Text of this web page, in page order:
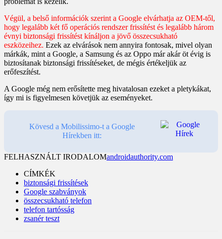
Végül, a belső információk szerint a Google elvárhatja az OEM-től,
hogy legalább két fő operációs rendszer frissítést és legalább három
évnyi biztonsági frissítést kínáljon a jövő összecsukható
eszközeihez. Ezek az elvárások nem annyira fontosak, mivel olyan
márkák, mint a Google, a Samsung és az Oppo már akár öt évig is
biztosítanak biztonsági frissítéseket, de mégis értékeljük az
erőfeszítést.
A Google még nem erősítette meg hivatalosan ezeket a pletykákat,
így mi is figyelmesen követjük az eseményeket.
Kövesd a Mobilissimo-t a Google
Hírekben itt:
FELHASZNÁLT IRODALOMandroidauthority.com
CÍMKÉK
biztonsági frissítések
Google szabványok
összecsukható telefon
telefon tartósság
zsanér teszt